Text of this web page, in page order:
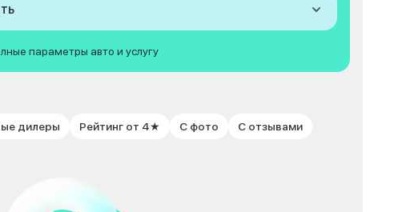
параметры авто и услугу
дилеры Рейтинг от 4★ С фото С отзывами